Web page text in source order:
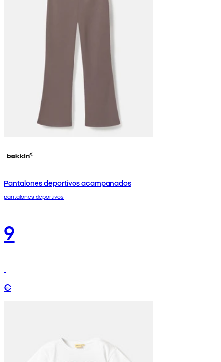
Pantalones deportivos acampanados
pantalones deportivos
9
€